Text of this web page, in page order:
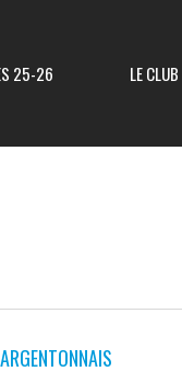
Div 3
Div 4
25-26 LE CLUB